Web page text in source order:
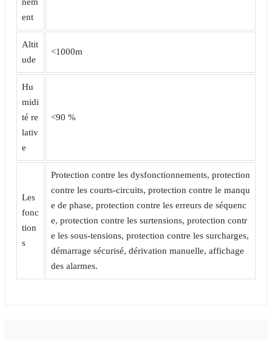
ent
Altit
ude
<1000m
Hu
midi
té re
lativ
e
<90 %
Les
fonc
tion
s
Protection contre les dysfonctionnements, protection
contre les courts-circuits, protection contre le manqu
e de phase, protection contre les erreurs de séquenc
e, protection contre les surtensions, protection contr
e les sous-tensions, protection contre les surcharges,
démarrage sécurisé, dérivation manuelle, affichage
des alarmes.